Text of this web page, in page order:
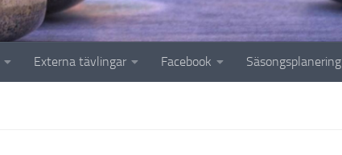
Externa tävlingar Facebook Säsongsplanering